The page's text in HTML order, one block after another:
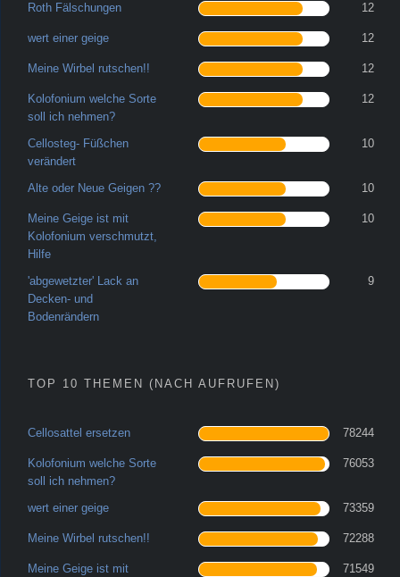
Roth Fälschungen 12
wert einer geige 12
Meine Wirbel rutschen!! 12
Kolofonium welche Sorte
soll ich nehmen?
12
Cellosteg- Füßchen
verändert
10
Alte oder Neue Geigen ?? 10
Meine Geige ist mit
Kolofonium verschmutzt,
Hilfe
10
'abgewetzter' Lack an
Decken- und
Bodenrändern
9
TOP 10 THEMEN (NACH AUFRUFEN)
Cellosattel ersetzen 78244
Kolofonium welche Sorte
soll ich nehmen?
76053
wert einer geige 73359
Meine Wirbel rutschen!! 72288
Meine Geige ist mit
71549